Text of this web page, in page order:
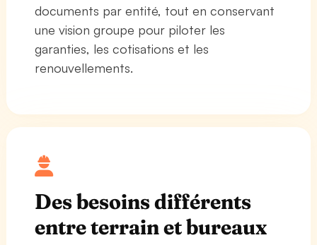
documents par entité, tout en conservant
une vision groupe pour piloter les
garanties, les cotisations et les
renouvellements.
Des besoins différents
entre terrain et bureaux